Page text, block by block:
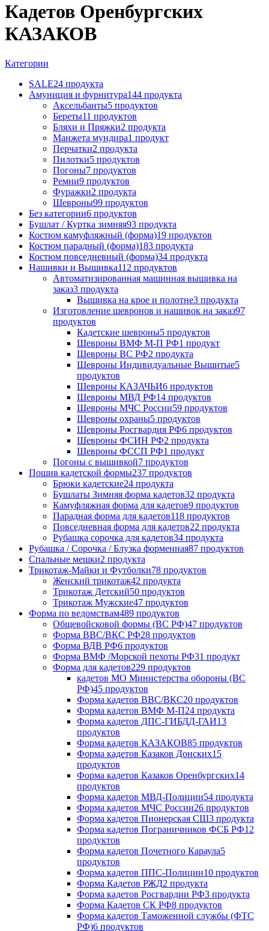
Кадетов Оренбургских
КАЗАКОВ
Категории
SALE24 продукта
Амуниция и фурнитура144 продукта
Аксельбанты5 продуктов
Береты11 продуктов
Бляхи и Пряжки2 продукта
Манжета мундира1 продукт
Перчатки2 продукта
Пилотки5 продуктов
Погоны7 продуктов
Ремни9 продуктов
Фуражки2 продукта
Шевроны99 продуктов
Без категории6 продуктов
Бушлат / Куртка зимняя93 продукта
Костюм камуфляжный (форма)19 продуктов
Костюм парадный (форма)183 продукта
Костюм повседневный (форма)34 продукта
Нашивки и Вышивка112 продуктов
Автоматизированная машинная вышивка на
заказ3 продукта
Вышивка на крое и полотне3 продукта
Изготовление шевронов и нашивок на заказ97
продуктов
Кадетские шевроны5 продуктов
Шевроны ВМФ М-П РФ1 продукт
Шевроны ВС РФ2 продукта
Шевроны Индивидуальные Вышитые5
продуктов
Шевроны КАЗАЧЬИ6 продуктов
Шевроны МВД РФ14 продуктов
Шевроны МЧС России59 продуктов
Шевроны охраны5 продуктов
Шевроны Росгвардия РФ6 продуктов
Шевроны ФСИН РФ2 продукта
Шевроны ФССП РФ1 продукт
Погоны с вышивкой7 продуктов
Пошив кадетской формы237 продуктов
Брюки кадетские24 продукта
Бушлаты Зимняя форма кадетов32 продукта
Камуфляжная форма для кадетов9 продуктов
Парадная форма для кадетов118 продуктов
Повседневная форма для кадетов22 продукта
Рубашка сорочка для кадетов34 продукта
Рубашка / Сорочка / Блузка форменная87 продуктов
Спальные мешки2 продукта
Трикотаж-Майки и Футболки78 продуктов
Женский трикотаж42 продукта
Трикотаж Детский50 продуктов
Трикотаж Мужские47 продуктов
Форма по ведомствам489 продуктов
Общевойсковой формы (ВС РФ)47 продуктов
Форма ВВС/ВКС РФ28 продуктов
Форма ВДВ РФ6 продуктов
Форма ВМФ /Морской пехоты РФ31 продукт
Форма для кадетов229 продуктов
кадетов МО Министерства обороны (ВС
РФ)45 продуктов
Форма кадетов ВВС/ВКС20 продуктов
Форма кадетов ВМФ М-П24 продукта
Форма кадетов ДПС-ГИБДД-ГАИ13
продуктов
Форма кадетов КАЗАКОВ85 продуктов
Форма кадетов Казаков Донских15
продуктов
Форма кадетов Казаков Оренбургских14
продуктов
Форма кадетов МВД-Полиции54 продукта
Форма кадетов МЧС России26 продуктов
Форма кадетов Пионерская СШ3 продукта
Форма кадетов Пограничников ФСБ РФ12
продуктов
Форма кадетов Почетного Караула5
продуктов
Форма кадетов ППС-Полиции10 продуктов
Форма Кадетов РЖД2 продукта
Форма кадетов Росгвардии РФ3 продукта
Форма Кадетов СК РФ8 продуктов
Форма кадетов Таможенной службы (ФТС
РФ)6 продуктов